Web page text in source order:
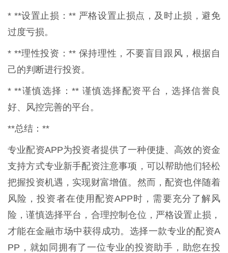
* **设置止损：** 严格设置止损点，及时止损，避免
过度亏损。
* **理性投资：** 保持理性，不要盲目跟风，根据自
己的判断进行投资。
* **谨慎选择：** 谨慎选择配资平台，选择信誉良
好、风控完善的平台。
**总结：**
专业配资APP为投资者提供了一种便捷、高效的资金
支持方式专业新手配资注意事项，可以帮助他们轻松
把握投资机遇，实现财富增值。然而，配资也伴随着
风险，投资者在使用配资APP时，需要充分了解风
险，谨慎选择平台，合理控制仓位，严格设置止损，
才能在金融市场中获得成功。选择一款专业的配资A
PP，就如同拥有了一位专业的投资助手，助您在投